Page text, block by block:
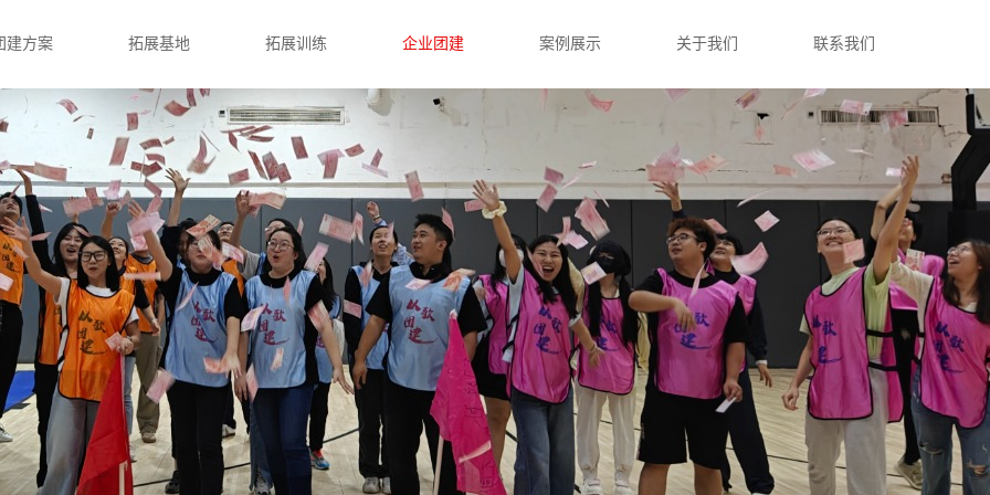
建方案 拓展基地 拓展训练 企业团建 案例展示 关于我们 联系我们